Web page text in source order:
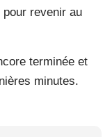
revenir au
terminée et
minutes.